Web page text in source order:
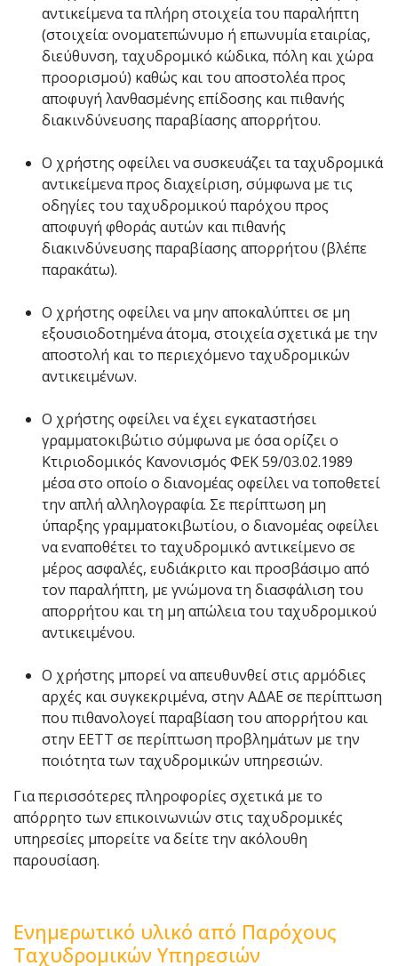
αντικείμενα τα πλήρη στοιχεία του παραλήπτη
(στοιχεία: ονοματεπώνυμο ή επωνυμία εταιρίας,
διεύθυνση, ταχυδρομικό κώδικα, πόλη και χώρα
προορισμού) καθώς και του αποστολέα προς
αποφυγή λανθασμένης επίδοσης και πιθανής
διακινδύνευσης παραβίασης απορρήτου.
Ο χρήστης οφείλει να συσκευάζει τα ταχυδρομικά
αντικείμενα προς διαχείριση, σύμφωνα με τις
οδηγίες του ταχυδρομικού παρόχου προς
αποφυγή φθοράς αυτών και πιθανής
διακινδύνευσης παραβίασης απορρήτου (βλέπε
παρακάτω).
Ο χρήστης οφείλει να μην αποκαλύπτει σε μη
εξουσιοδοτημένα άτομα, στοιχεία σχετικά με την
αποστολή και το περιεχόμενο ταχυδρομικών
αντικειμένων.
O χρήστης οφείλει να έχει εγκαταστήσει
γραμματοκιβώτιο σύμφωνα με όσα ορίζει ο
Κτιριοδομικός Κανονισμός ΦΕΚ 59/03.02.1989
μέσα στο οποίο ο διανομέας οφείλει να τοποθετεί
την απλή αλληλογραφία. Σε περίπτωση μη
ύπαρξης γραμματοκιβωτίου, ο διανομέας οφείλει
να εναποθέτει το ταχυδρομικό αντικείμενο σε
μέρος ασφαλές, ευδιάκριτο και προσβάσιμο από
τον παραλήπτη, με γνώμονα τη διασφάλιση του
απορρήτου και τη μη απώλεια του ταχυδρομικού
αντικειμένου.
Ο χρήστης μπορεί να απευθυνθεί στις αρμόδιες
αρχές και συγκεκριμένα, στην ΑΔΑΕ σε περίπτωση
που πιθανολογεί παραβίαση του απορρήτου και
στην ΕΕΤΤ σε περίπτωση προβλημάτων με την
ποιότητα των ταχυδρομικών υπηρεσιών.
Για περισσότερες πληροφορίες σχετικά με το
απόρρητο των επικοινωνιών στις ταχυδρομικές
υπηρεσίες μπορείτε να δείτε την ακόλουθη
παρουσίαση.
Ενημερωτικό υλικό από Παρόχους
Ταχυδρομικών Υπηρεσιών